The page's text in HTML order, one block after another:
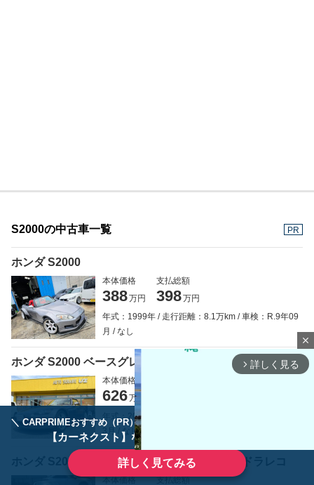
＼ CARPRIMEおすすめ（PR） ／
【カーネクスト】ならどんなクルマも高価買取
詳しく見てみる
S2000の中古車一覧 PR
ホンダ S2000
本体価格
388万円
支払総額
398万円
年式：1999年
走行距離：8.1万km
車検：R.9年09
月
なし
ホンダ S2000 ベースグレード 2L後期2オーナー禁煙車
本体価格
626万円
年式：2004年
3月
なし
ホンダ S2000 2.0 赤レザーシート・社外CD・ドラレコ
本体価格 支払総額
close
arrow_forward_ios 詳しく見る